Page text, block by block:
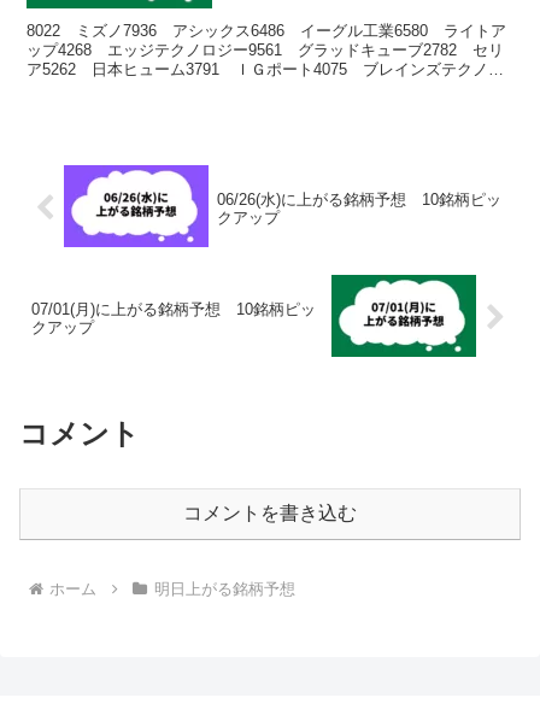
8022 ミズノ7936 アシックス6486 イーグル工業6580 ライトア
ップ4268 エッジテクノロジー9561 グラッドキューブ2782 セリ
ア5262 日本ヒューム3791 ＩＧポート4075 ブレインズテクノロ
06/26(水)に上がる銘柄予想 10銘柄ピッ
クアップ
07/01(月)に上がる銘柄予想 10銘柄ピッ
クアップ
コメント
コメントを書き込む
ホーム 明日上がる銘柄予想